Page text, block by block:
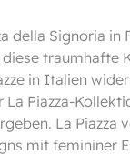
della Signoria in
traumhafte
in Italien
Piazza-
La Piazza
mit femininer